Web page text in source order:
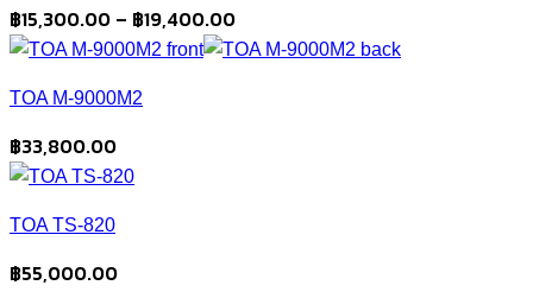
฿15,300.00 – ฿19,400.00Price
range:
TOA M-9000M2
฿33,800.00
TOA TS-820
฿55,000.00